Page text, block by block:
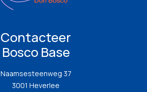
Contacteer
Bosco Base
Naamsesteenweg 37
3001 Heverlee